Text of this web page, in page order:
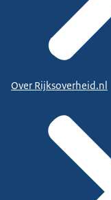
Over Rijksoverheid.nl